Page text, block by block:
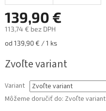
139,90 €
113,74 € bez DPH
Jednotková
od 139,90 € / 1 ks
Zvoľte variant
Variant
Môžeme doručiť do: Zvoľte variant